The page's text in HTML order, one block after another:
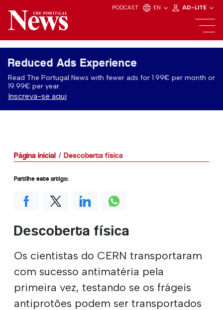
PODCAST EN AD-LITE
Reduced Ads Experience
Read The Portugal News with fewer ads for 1.99€ per month or
19.99€ per year.
Inscreva-se aqui
Página inicial Descoberta física
Descoberta física
Os cientistas do CERN transportaram
com sucesso antimatéria pela
primeira vez, testando se os frágeis
antiprotões podem ser transportados
Partilhe este artigo: